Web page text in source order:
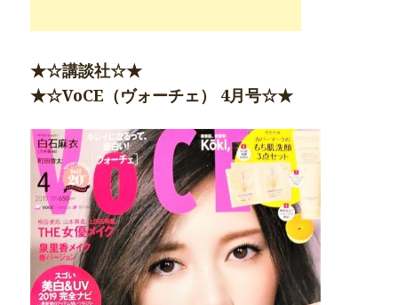
★☆講談社☆★
★☆VoCE（ヴォーチェ） 4月号☆★